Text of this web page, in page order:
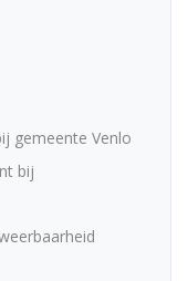
gemeente Venlo
bij